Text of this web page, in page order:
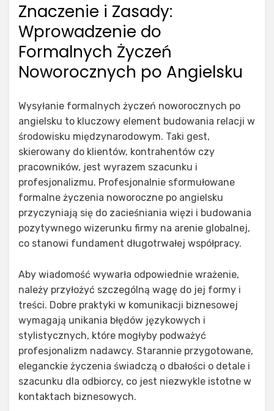
Znaczenie i Zasady:
Wprowadzenie do
Formalnych Życzeń
Noworocznych po Angielsku
Wysyłanie formalnych życzeń noworocznych po
angielsku to kluczowy element budowania relacji w
środowisku międzynarodowym. Taki gest,
skierowany do klientów, kontrahentów czy
pracowników, jest wyrazem szacunku i
profesjonalizmu. Profesjonalnie sformułowane
formalne życzenia noworoczne po angielsku
przyczyniają się do zacieśniania więzi i budowania
pozytywnego wizerunku firmy na arenie globalnej,
co stanowi fundament długotrwałej współpracy.
Aby wiadomość wywarła odpowiednie wrażenie,
należy przyłożyć szczególną wagę do jej formy i
treści. Dobre praktyki w komunikacji biznesowej
wymagają unikania błędów językowych i
stylistycznych, które mogłyby podważyć
profesjonalizm nadawcy. Starannie przygotowane,
eleganckie życzenia świadczą o dbałości o detale i
szacunku dla odbiorcy, co jest niezwykle istotne w
kontaktach biznesowych.